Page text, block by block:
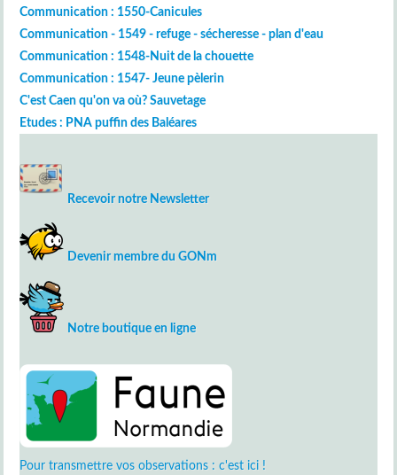
Communication : 1550-Canicules
Communication - 1549 - refuge - sécheresse - plan d'eau
Communication : 1548-Nuit de la chouette
Communication : 1547- Jeune pèlerin
C'est Caen qu'on va où? Sauvetage
Etudes : PNA puffin des Baléares
Recevoir notre Newsletter
Devenir membre du GONm
Notre boutique en ligne
Pour transmettre vos observations : c'est ici !